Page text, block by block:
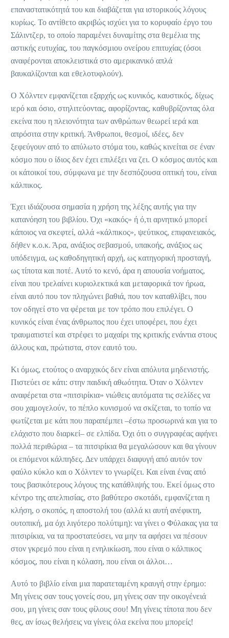
επαναστατικότητά του και διαβάζεται για ιστορικούς λόγους
κυρίως. Το αντίθετο ακριβώς ισχύει για το κορυφαίο έργο του
Σάλιντζερ, το οποίο παραμένει δυναμίτης στα θεμέλια της
αστικής ευτυχίας, του παγκόσμιου ονείρου επιτυχίας (όσοι
αναφέρονται αποκλειστικά στο αμερικανικό απλά
βαυκαλίζονται και εθελοτυφλούν).
Ο Χόλντεν εμφανίζεται εξαρχής ως κυνικός, καυστικός, δίχως
ιερό και όσιο, στηλιτεύοντας, αφορίζοντας, καθυβρίζοντας όλα
εκείνα που η πλειονότητα των ανθρώπων θεωρεί ιερά και
απρόσιτα στην κριτική. Άνθρωποι, θεσμοί, ιδέες, δεν
ξεφεύγουν από το απύλωτο στόμα του, καθώς κινείται σε έναν
κόσμο που ο ίδιος δεν έχει επιλέξει να ζει. Ο κόσμος αυτός και
οι κάτοικοί του, σύμφωνα με την δεσπόζουσα οπτική του, είναι
κάλπικος.
Έχει ιδιάζουσα σημασία η χρήση της λέξης αυτής για την
κατανόηση του βιβλίου. Όχι «κακός» ή ό,τι αρνητικό μπορεί
κάποιος να σκεφτεί, αλλά «κάλπικος», ψεύτικος, επιφανειακός,
δήθεν κ.ο.κ. Άρα, ανάξιος σεβασμού, υπακοής, ανάξιος ως
υπόδειγμα, ως καθοδηγητική αρχή, ως κατηγορική προσταγή,
ως τίποτα και ποτέ. Αυτό το κενό, άρα η απουσία νοήματος,
είναι που τρελαίνει κυριολεκτικά και μεταφορικά τον ήρωα,
είναι αυτό που τον πληγώνει βαθιά, που τον καταθλίβει, που
τον οδηγεί στο να φέρεται με τον τρόπο που επιλέγει. Ο
κυνικός είναι ένας άνθρωπος που έχει υποφέρει, που έχει
τραυματιστεί και στρέφει το μαχαίρι της κριτικής ενάντια στους
άλλους και, πρώτιστα, στον εαυτό του.
Κι όμως, ετούτος ο αναρχικός δεν είναι απόλυτα μηδενιστής.
Πιστεύει σε κάτι: στην παιδική αθωότητα. Όταν ο Χόλντεν
αναφέρεται στα «πιτσιρίκια» νιώθεις αυτόματα τις σελίδες να
σου χαμογελούν, το πέπλο κυνισμού να σκίζεται, το τοπίο να
φωτίζεται με κάτι που παραπέμπει –έστω προσωρινά και για το
ελάχιστο που διαρκεί– σε ελπίδα. Όχι ότι ο συγγραφέας αφήνει
πολλά περιθώρια – τα πιτσιρίκια θα μεγαλώσουν και θα γίνουν
οι επόμενοι κάλπηδες. Δεν υπάρχει διαφυγή από αυτόν τον
φαύλο κύκλο και ο Χόλντεν το γνωρίζει. Και είναι ένας από
τους βασικότερους λόγους της κατάθλιψής του. Εκεί όμως στο
κέντρο της απελπισίας, στο βαθύτερο σκοτάδι, εμφανίζεται η
κλήση, ο σκοπός, η αποστολή του (αλλά κι αυτή ανέφικτη,
ουτοπική, μα όχι λιγότερο πολύτιμη): να γίνει ο Φύλακας για τα
πιτσιρίκια, να τα προστατεύσει, να μην τα αφήσει να πέσουν
στον γκρεμό που είναι η ενηλικίωση, που είναι ο κάλπικος
κόσμος, που είναι η κόλαση, που είναι οι άλλοι…
Αυτό το βιβλίο είναι μια παρατεταμένη κραυγή στην έρημο:
Μη γίνεις σαν τους γονείς σου, μη γίνεις σαν την οικογένειά
σου, μη γίνεις σαν τους φίλους σου! Μη γίνεις τίποτα που δεν
θες, αν ίσως θελήσεις να γίνεις όλα εκείνα που μπορείς!